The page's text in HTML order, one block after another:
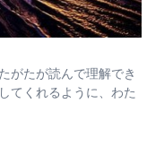
がたが読んで理解でき
てくれるように、わた